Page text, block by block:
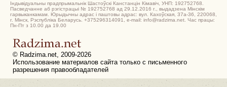
Індывідуальны прадпрымальнік Шастоўскі Канстанцін Кімавіч, УНП: 192752768.
Пасведчанне аб рэгістрацыі № 192752768 ад 29.12.2016 г., выдадзена Мінскім
гарвыканкамам. Юрыдычны адрас і паштовы адрас: вул. Кахоўская, 37а-36, 220068,
г. Мінск, Рэспубліка Беларусь. +375296314091, e-mail: info@radzima.net. Час працы:
Пн-Пт з 10.00 да 19.00
© Radzima.net, 2009-2026
Использование материалов сайта только с письменного
разрешения правообладателей